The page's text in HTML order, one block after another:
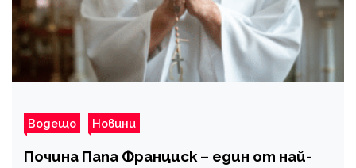
Водещо Новини
Почина Папа Франциск – един от най-